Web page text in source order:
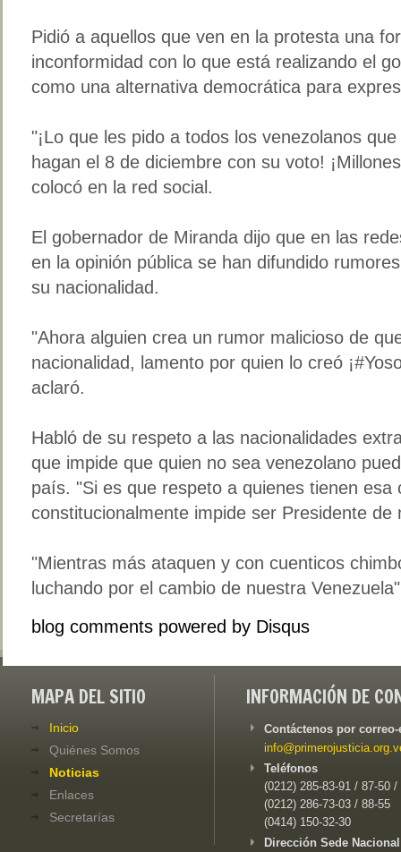
Pidió a aquellos que ven en la protesta una
inconformidad con lo que está realizando el
como una alternativa democrática para
"¡Lo que les pido a todos los venezolanos
hagan el 8 de diciembre con su voto!
colocó en la red social.
El gobernador de Miranda dijo que en las
en la opinión pública se han difundido
su nacionalidad.
"Ahora alguien crea un rumor malicioso de
nacionalidad, lamento por quien lo creó
aclaró.
Habló de su respeto a las nacionalidades
que impide que quien no sea venezolano
país. "Si es que respeto a quienes tienen esa
constitucionalmente impide ser Presidente de
"Mientras más ataquen y con cuenticos
luchando por el cambio de nuestra
blog comments powered by Disqus
MAPA DEL SITIO
Inicio
Quiénes Somos
Noticias
Enlaces
Secretarías
INFORMACIÓN DE
Contáctenos por
Teléfonos
(0212) 285-83-91 / 87-50 /
(0212) 286-73-03 / 88-55
(0414) 150-32-30
Dirección Sede